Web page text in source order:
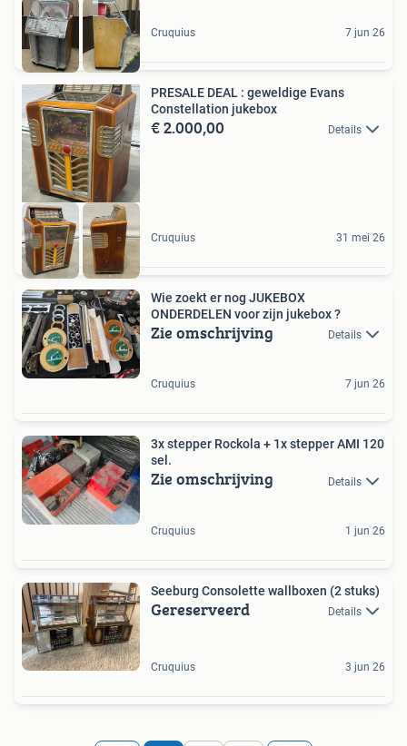
Cruquius 7 jun 26
PRESALE DEAL : geweldige Evans
Constellation jukebox
€ 2.000,00 Details
Cruquius 31 mei 26
Wie zoekt er nog JUKEBOX
ONDERDELEN voor zijn jukebox ?
Zie omschrijving Details
Cruquius 7 jun 26
3x stepper Rockola + 1x stepper AMI 120
sel.
Zie omschrijving Details
Cruquius 1 jun 26
Seeburg Consolette wallboxen (2 stuks)
Gereserveerd Details
Cruquius 3 jun 26